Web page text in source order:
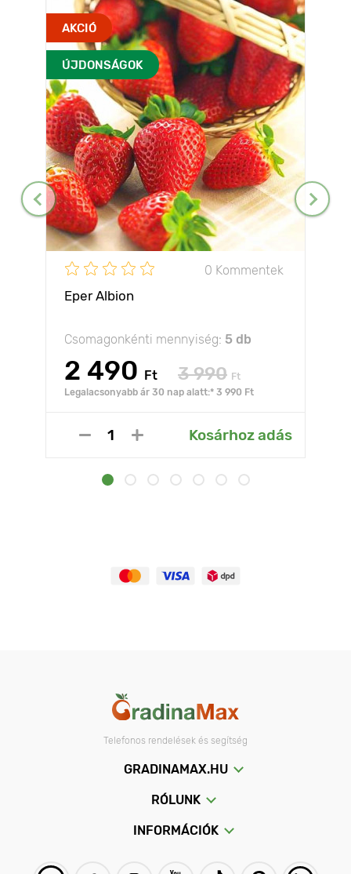
AKCIÓ
ÚJDONSÁGOK
0 Kommentek
Eper Albion
Csomagonkénti mennyiség: 5 db
2 490 Ft 3 990 Ft
Legalacsonyabb ár 30 nap alatt:* 3 990 Ft
Kosárhoz adás
Telefonos rendelések és segítség
GRADINAMAX.HU
RÓLUNK
INFORMÁCIÓK